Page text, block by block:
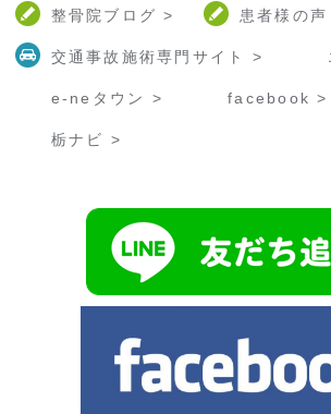
整骨院ブログ > 患者様の声
交通事故施術専門サイト >
e-neタウン > facebook >
栃ナビ >